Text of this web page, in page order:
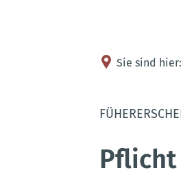
Sie sind hier:
Pflicht